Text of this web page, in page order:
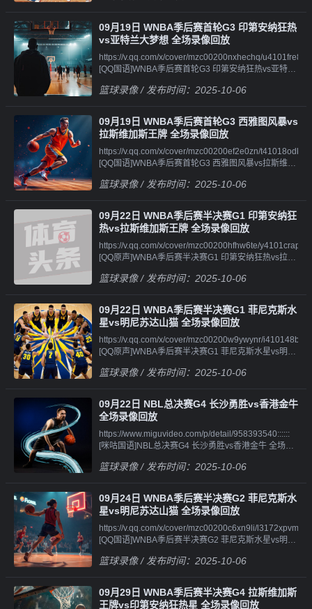
纳狂热 第四节 录像
[QQ原声]WNBA季后赛首轮G2 明尼苏达山猫vs金州女
武神 全场录像回
放||||||https://v.qq.com/x/cover/mzc00200rcanh3z/
[QQ原声]WNBA季后赛首轮G2 明尼苏达山猫vs金州女
武神 第一节 录
[QQ原声]WNBA季后赛首轮G2 明尼苏达山猫vs金州女
像||||||https://v.qq.com/x/cover/mzc00200rcanh3z/
[QQ原声]WNBA季后赛首轮G2 明尼苏达山猫vs金州女
武神 第三节 录
像||||||https://v.qq.com/x/cover/mzc00200rcanh3z/
[QQ原声]WNBA季后赛首轮G2 明尼苏达山猫vs金州女
武神 第四节 录像
09月19日 WNBA季后赛首轮G3 印第安纳狂热
vs亚特兰大梦想 全场录像回放
https://v.qq.com/x/cover/mzc00200nxhechq/
[QQ国语]WNBA季后赛首轮G3 印第安纳狂热vs亚特兰
放||||||https://v.qq.com/x/cover/mzc00200nxhechq/
大梦想 第一节 录
像||||||https://v.qq.com/x/cover/mzc00200nxhechq/
[QQ国语]WNBA季后赛首轮G3 印第安纳狂热vs亚特兰
大梦想 第二节 录
像||||||https://v.qq.com/x/cover/mzc00200nxhechq/
大梦想 第三节 录
[QQ国语]WNBA季后赛首轮G3 印第安纳狂热vs亚特兰
大梦想 第四节 录
像||||||https://v.qq.com/x/cover/mzc00200nxhechq/
[QQ原声]WNBA季后赛首轮G3 印第安纳狂热vs亚特兰
大梦想 全场录像回
[QQ原声]WNBA季后赛首轮G3 印第安纳狂热vs亚特兰
像||||||https://v.qq.com/x/cover/mzc00200nxhechq/
[QQ原声]WNBA季后赛首轮G3 印第安纳狂热vs亚特兰
大梦想 第二节 录
像||||||https://v.qq.com/x/cover/mzc00200nxhechq/
[QQ原声]WNBA季后赛首轮G3 印第安纳狂热vs亚特兰
大梦想 第三节 录
像||||||https://v.qq.com/x/cover/mzc00200nxhechq/
大梦想 第四节 录像
篮球录像/ 发布时间：2025-10-06
09月19日 WNBA季后赛首轮G3 西雅图风暴vs
拉斯维加斯王牌 全场录像回放
https://v.qq.com/x/cover/mzc00200ef2e0zn/
[QQ国语]WNBA季后赛首轮G3 西雅图风暴vs拉斯维加
放||||||https://v.qq.com/x/cover/mzc00200ef2e0zn/
斯王牌 第一节 录
像||||||https://v.qq.com/x/cover/mzc00200ef2e0zn/
[QQ国语]WNBA季后赛首轮G3 西雅图风暴vs拉斯维加
斯王牌 第二节 录
像||||||https://v.qq.com/x/cover/mzc00200ef2e0zn/
斯王牌 第三节 录
[QQ国语]WNBA季后赛首轮G3 西雅图风暴vs拉斯维加
斯王牌 第四节 录
像||||||https://v.qq.com/x/cover/mzc00200ef2e0zn/
[QQ原声]WNBA季后赛首轮G3 西雅图风暴vs拉斯维加
斯王牌 全场录像回
[QQ原声]WNBA季后赛首轮G3 西雅图风暴vs拉斯维加
像||||||https://v.qq.com/x/cover/mzc00200ef2e0zn/
[QQ原声]WNBA季后赛首轮G3 西雅图风暴vs拉斯维加
斯王牌 第二节 录
像||||||https://v.qq.com/x/cover/mzc00200ef2e0zn/
[QQ原声]WNBA季后赛首轮G3 西雅图风暴vs拉斯维加
斯王牌 第三节 录
像||||||https://v.qq.com/x/cover/mzc00200ef2e0zn/
斯王牌 第四节 录像
篮球录像/ 发布时间：2025-10-06
09月22日 WNBA季后赛半决赛G1 印第安纳狂
热vs拉斯维加斯王牌 全场录像回放
https://v.qq.com/x/cover/mzc00200hfhw6te/
[QQ原声]WNBA季后赛半决赛G1 印第安纳狂热vs拉斯
放||||||https://v.qq.com/x/cover/mzc00200hfhw6te/
维加斯王牌 第一节 录
像||||||https://v.qq.com/x/cover/mzc00200hfhw6te/
[QQ原声]WNBA季后赛半决赛G1 印第安纳狂热vs拉斯
维加斯王牌 第二节 录
像||||||https://v.qq.com/x/cover/mzc00200hfhw6te/
维加斯王牌 第三节 录
[QQ原声]WNBA季后赛半决赛G1 印第安纳狂热vs拉斯
维加斯王牌 第四节 录像
篮球录像/ 发布时间：2025-10-06
09月22日 WNBA季后赛半决赛G1 菲尼克斯水
星vs明尼苏达山猫 全场录像回放
https://v.qq.com/x/cover/mzc00200w9ywynr/
[QQ原声]WNBA季后赛半决赛G1 菲尼克斯水星vs明尼
放||||||https://v.qq.com/x/cover/mzc00200w9ywynr/
苏达山猫 第一节 录
像||||||https://v.qq.com/x/cover/mzc00200w9ywynr/
[QQ原声]WNBA季后赛半决赛G1 菲尼克斯水星vs明尼
苏达山猫 第二节 录
像||||||https://v.qq.com/x/cover/mzc00200w9ywynr/
苏达山猫 第三节 录
[QQ原声]WNBA季后赛半决赛G1 菲尼克斯水星vs明尼
苏达山猫 第四节 录像
篮球录像/ 发布时间：2025-10-06
09月22日 NBL总决赛G4 长沙勇胜vs香港金牛
全场录像回放
https://www.miguvideo.com/p/detail/958393540::::::
[咪咕国语]NBL总决赛G4 长沙勇胜vs香港金牛 全场录
[咪咕原声]NBL总决赛G4 长沙勇胜vs香港金牛 全场录
篮球录像/ 发布时间：2025-10-06
09月24日 WNBA季后赛半决赛G2 菲尼克斯水
星vs明尼苏达山猫 全场录像回放
https://v.qq.com/x/cover/mzc00200c6xn9li/
[QQ国语]WNBA季后赛半决赛G2 菲尼克斯水星vs明尼
放||||||https://v.qq.com/x/cover/mzc00200c6xn9li/
苏达山猫 第一节 录
像||||||https://v.qq.com/x/cover/mzc00200c6xn9li/
篮球录像/ 发布时间：2025-10-06
09月29日 WNBA季后赛半决赛G4 拉斯维加斯
王牌vs印第安纳狂热星 全场录像回放